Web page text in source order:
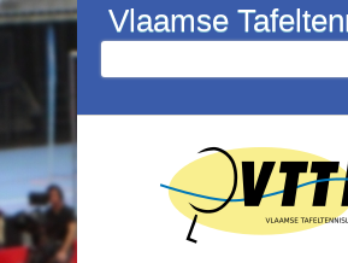
Overslaan en naar de inhoud gaan
Vlaamse
Zoekveld